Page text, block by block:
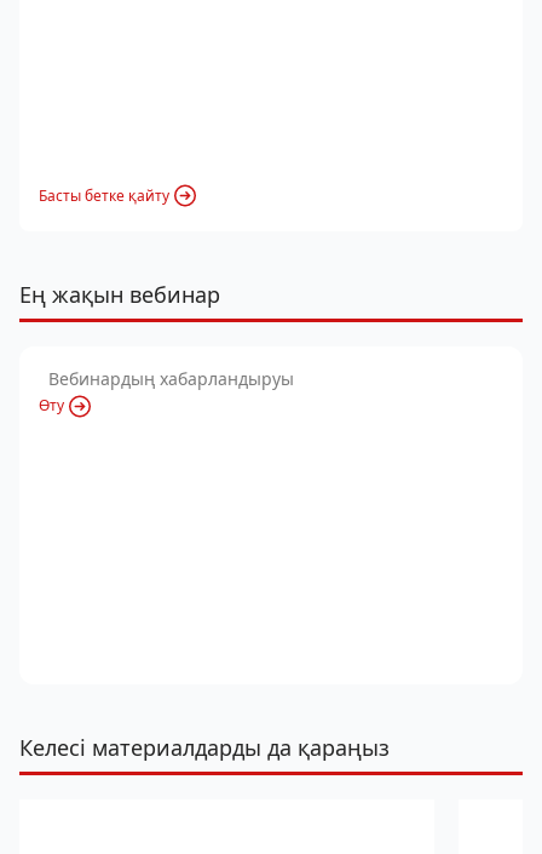
Басты бетке қайту
Ең жақын вебинар
Вебинардың хабарландыруы
Өту
Келесі материалдарды да қараңыз